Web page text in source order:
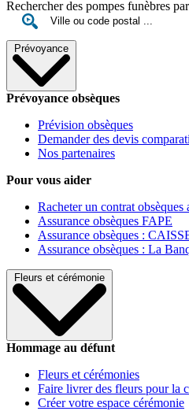
Rechercher des pompes funèbres
Prévoyance
Prévoyance obsèques
Prévision obsèques
Demander des devis
Nos partenaires
Pour vous aider
Racheter un contrat obsèques
Assurance obsèques FAPE
Assurance obsèques :
Assurance obsèques : La
Fleurs et cérémonie
Hommage au défunt
Fleurs et cérémonies
Faire livrer des fleurs pour la
Créer votre espace cérémonie